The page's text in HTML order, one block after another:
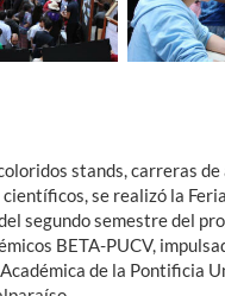
stands, carreras
se realizó la
segundo semestre del
BETA-PUCV,
de la Pontificia